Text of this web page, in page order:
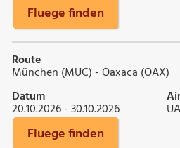
Fluege finden
Route
München (MUC) - Oaxaca (OAX)
Datum
20.10.2026 - 30.10.2026 UA
Fluege finden